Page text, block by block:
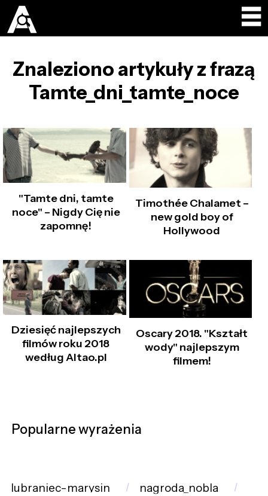
Znaleziono artykuły z frazą
Tamte_dni_tamte_noce
"Tamte dni, tamte
noce" – Nigdy Cię nie
zapomnę!
Timothée Chalamet –
new gold boy of
Hollywood
Dziesięć najlepszych
filmów roku 2018
według Altao.pl
Oscary 2018. "Kształt
wody" najlepszym
filmem!
Popularne wyrażenia
lubraniec-marysin
nagroda_nobla